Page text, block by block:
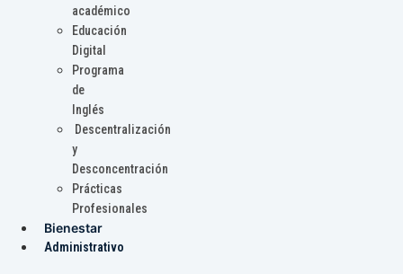
académico
Educación
Digital
Programa
de
Inglés
Descentralización
y
Desconcentración
Prácticas
Profesionales
Bienestar
Administrativo